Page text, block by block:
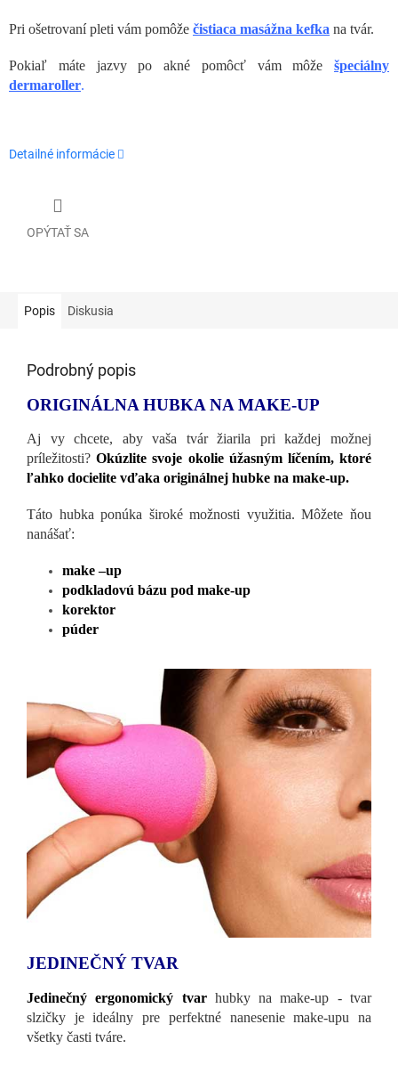
Pri ošetrovaní pleti vám pomôže čistiaca masážna kefka na tvár.
Pokiaľ máte jazvy po akné pomôcť vám môže špeciálny
dermaroller.
Detailné informácie
OPÝTAŤ SA
Popis Diskusia
Podrobný popis
ORIGINÁLNA HUBKA NA MAKE-UP
Aj vy chcete, aby vaša tvár žiarila pri každej možnej
príležitosti?Okúzlite svoje okolie úžasným líčením, ktoré
ľahko docielite vďaka originálnej hubke na make-up.
Táto hubka ponúka široké možnosti využitia. Môžete ňou
nanášať:
make –up
podkladovú bázu pod make-up
korektor
púder
JEDINEČNÝ TVAR
Jedinečný ergonomický tvarhubky na make-up - tvar
slzičky je ideálny pre perfektné nanesenie make-upu na
všetky časti tváre.